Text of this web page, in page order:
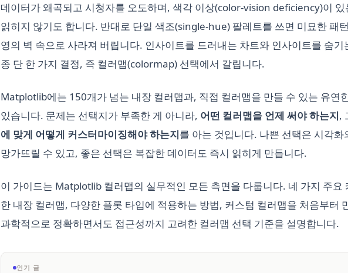
데이터가 왜곡되고 시청자를 오도하며, 색각 이상(color-vision deficiency)이 있
읽히지 않기도 합니다. 반대로 단일 색조(single-hue) 팔레트를 쓰면 미묘한 패
영의 벽 속으로 사라져 버립니다. 인사이트를 드러내는 차트와 인사이트를 숨기
종 단 한 가지 결정, 즉 컬러맵(colormap) 선택에서 갈립니다.
Matplotlib에는 150개가 넘는 내장 컬러맵과, 직접 컬러맵을 만들 수 있는 유연
있습니다. 문제는 선택지가 부족한 게 아니라, 어떤 컬러맵을 언제 써야 하는지,
에 맞게 어떻게 커스터마이징해야 하는지를 아는 것입니다. 나쁜 선택은 시각화
망가뜨릴 수 있고, 좋은 선택은 복잡한 데이터도 즉시 읽히게 만듭니다.
이 가이드는 Matplotlib 컬러맵의 실무적인 모든 측면을 다룹니다. 네 가지 주요
한 내장 컬러맵, 다양한 플롯 타입에 적용하는 방법, 커스텀 컬러맵을 처음부터
과학적으로 정확하면서도 접근성까지 고려한 컬러맵 선택 기준을 설명합니다.
인기 글